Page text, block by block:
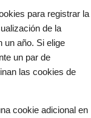
para registrar la
de la
un año. Si elige
un par de
las cookies de
cookie adicional en